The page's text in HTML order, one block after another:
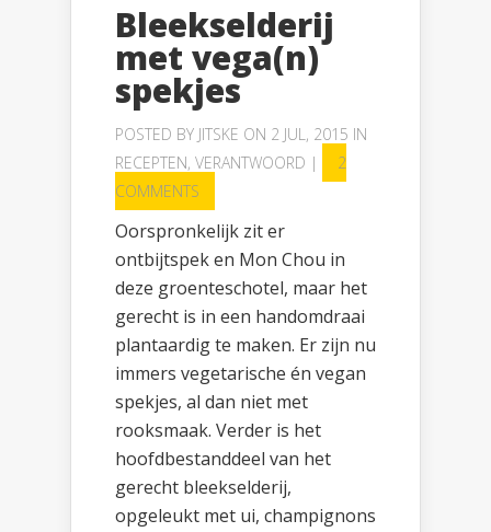
Bleekselderij
met vega(n)
spekjes
POSTED BY JITSKE ON 2 JUL, 2015 IN
RECEPTEN, VERANTWOORD |
2
COMMENTS
Oorspronkelijk zit er
ontbijtspek en Mon Chou in
deze groenteschotel, maar het
gerecht is in een handomdraai
plantaardig te maken. Er zijn nu
immers vegetarische én vegan
spekjes, al dan niet met
rooksmaak. Verder is het
hoofdbestanddeel van het
gerecht bleekselderij,
opgeleukt met ui, champignons